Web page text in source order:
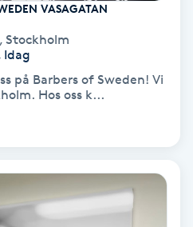
VASAGATAN
, Stockholm
Idag
på Barbers of Sweden! Vi
är din barberare i Stockholm. Hos oss k...